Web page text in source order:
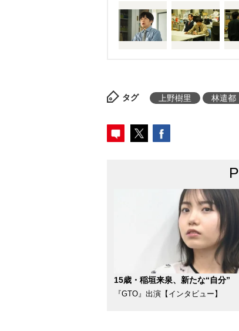
タグ 上野樹里 林遣都
15歳・稲垣来泉、新たな“自分”
『GTO』出演【インタビュー】